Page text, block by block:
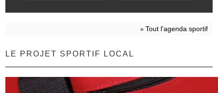
» Tout l'agenda sportif
LE PROJET SPORTIF LOCAL